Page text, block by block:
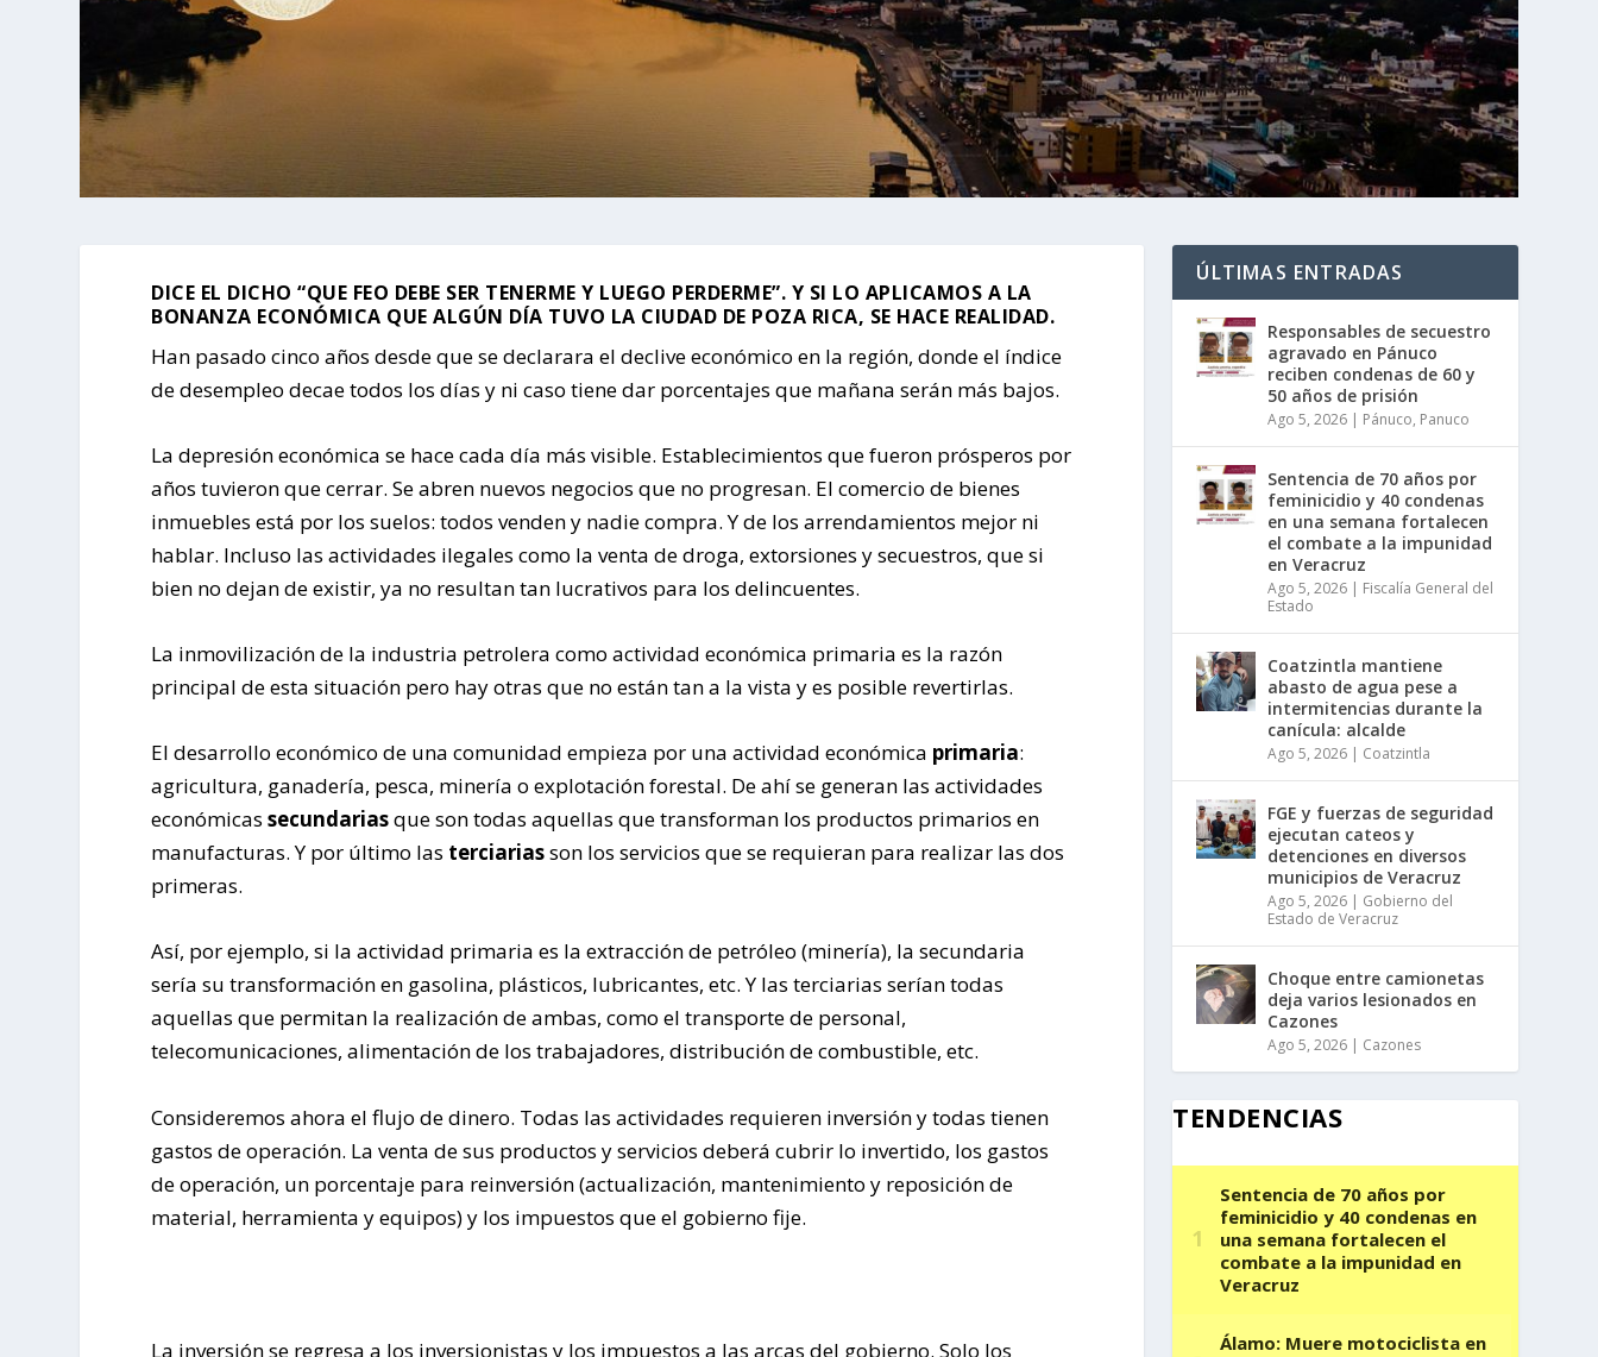
DICE EL DICHO “QUE FEO DEBE SER TENERME Y LUEGO PERDERME”. Y SI LO APLICAMOS A LA
BONANZA ECONÓMICA QUE ALGÚN DÍA TUVO LA CIUDAD DE POZA RICA, SE HACE REALIDAD.
Han pasado cinco años desde que se declarara el declive económico en la región, donde el índice
de desempleo decae todos los días y ni caso tiene dar porcentajes que mañana serán más bajos.
La depresión económica se hace cada día más visible. Establecimientos que fueron prósperos por
años tuvieron que cerrar. Se abren nuevos negocios que no progresan. El comercio de bienes
inmuebles está por los suelos: todos venden y nadie compra. Y de los arrendamientos mejor ni
hablar. Incluso las actividades ilegales como la venta de droga, extorsiones y secuestros, que si
bien no dejan de existir, ya no resultan tan lucrativos para los delincuentes.
La inmovilización de la industria petrolera como actividad económica primaria es la razón
principal de esta situación pero hay otras que no están tan a la vista y es posible revertirlas.
El desarrollo económico de una comunidad empieza por una actividad económica primaria:
agricultura, ganadería, pesca, minería o explotación forestal. De ahí se generan las actividades
económicassecundariasque son todas aquellas que transforman los productos primarios en
manufacturas. Y por último las terciariasson los servicios que se requieran para realizar las dos
primeras.
Así, por ejemplo, si la actividad primaria es la extracción de petróleo (minería), la secundaria
sería su transformación en gasolina, plásticos, lubricantes, etc. Y las terciarias serían todas
aquellas que permitan la realización de ambas, como el transporte de personal,
telecomunicaciones, alimentación de los trabajadores, distribución de combustible, etc.
Consideremos ahora el flujo de dinero. Todas las actividades requieren inversión y todas tienen
gastos de operación. La venta de sus productos y servicios deberá cubrir lo invertido, los gastos
de operación, un porcentaje para reinversión (actualización, mantenimiento y reposición de
material, herramienta y equipos) y los impuestos que el gobierno fije.
La inversión se regresa a los inversionistas y los impuestos a las arcas del gobierno. Solo los
ÚLTIMAS ENTRADAS
Responsables de secuestro
agravado en Pánuco
reciben condenas de 60 y
50 años de prisión
Ago 5, 2026 | Pánuco, Panuco
Sentencia de 70 años por
feminicidio y 40 condenas
en una semana fortalecen
el combate a la impunidad
en Veracruz
Ago 5, 2026 | Fiscalía General del
Estado
Coatzintla mantiene
abasto de agua pese a
intermitencias durante la
canícula: alcalde
Ago 5, 2026 | Coatzintla
FGE y fuerzas de seguridad
ejecutan cateos y
detenciones en diversos
municipios de Veracruz
Ago 5, 2026 | Gobierno del
Estado de Veracruz
Choque entre camionetas
deja varios lesionados en
Cazones
Ago 5, 2026 | Cazones
TENDENCIAS